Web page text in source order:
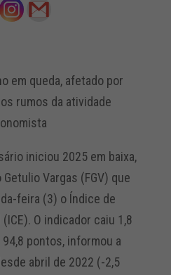
em queda, afetado por
rumos da atividade
iniciou 2025 em baixa,
Vargas (FGV) que
feira (3) o Índice de
O indicador caiu 1,8
pontos, informou a
abril de 2022 (-2,5